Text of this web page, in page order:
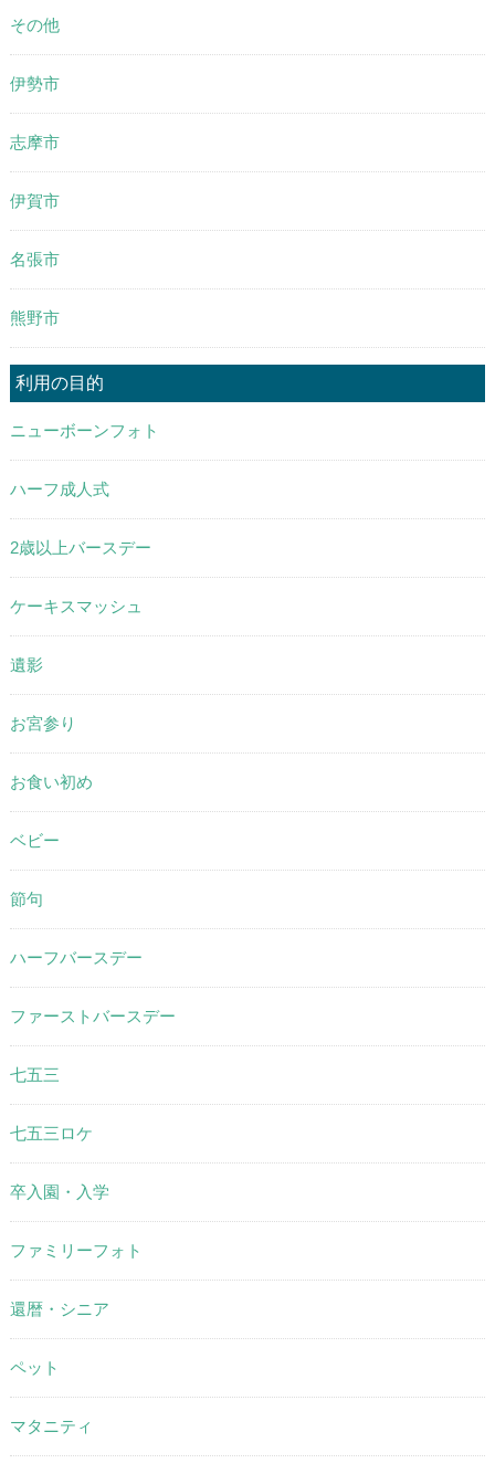
その他
伊勢市
志摩市
伊賀市
名張市
熊野市
利用の目的
ニューボーンフォト
ハーフ成人式
2歳以上バースデー
ケーキスマッシュ
遺影
お宮参り
お食い初め
ベビー
節句
ハーフバースデー
ファーストバースデー
七五三
七五三ロケ
卒入園・入学
ファミリーフォト
還暦・シニア
ペット
マタニティ